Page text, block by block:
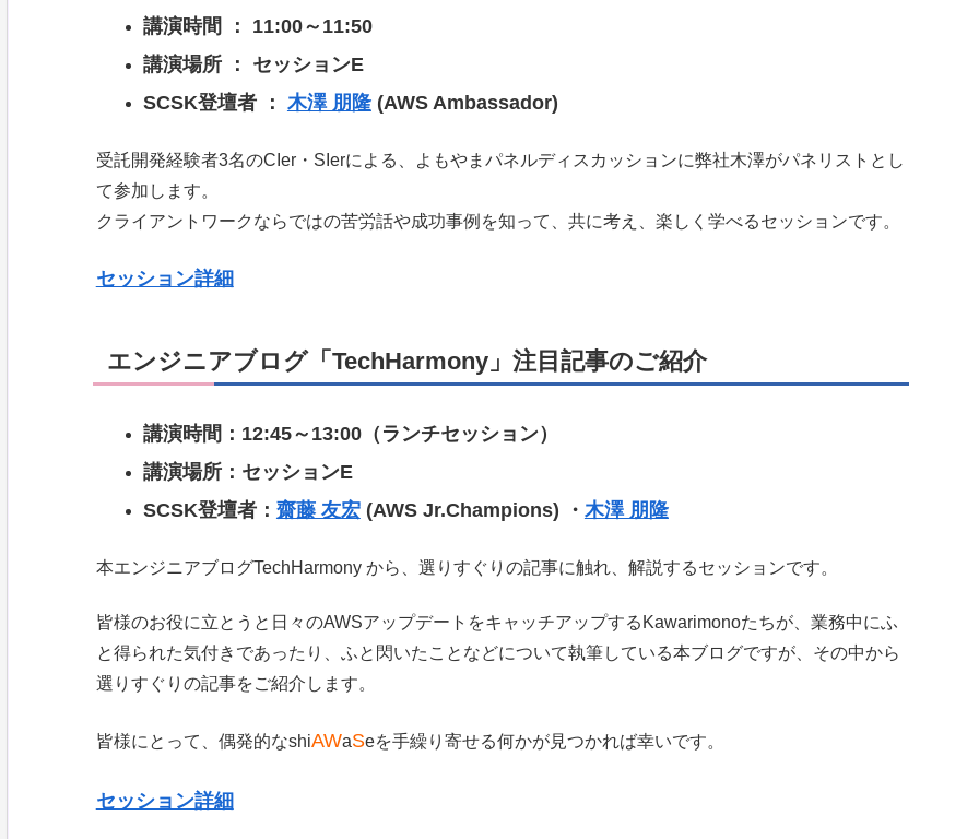
講演時間 ： 11:00～11:50
講演場所 ： セッションE
SCSK登壇者 ： 木澤 朋隆(AWS Ambassador)
受託開発経験者3名のCIer・SIerによる、よもやまパネルディスカッションに弊社木澤がパネリストとし
て参加します。
クライアントワークならではの苦労話や成功事例を知って、共に考え、楽しく学べるセッションです。
セッション詳細
エンジニアブログ「TechHarmony」注目記事のご紹介
講演時間：12:45～13:00（ランチセッション）
講演場所：セッションE
SCSK登壇者： 齋藤 友宏(AWS Jr.Champions) ・ 木澤 朋隆
本エンジニアブログTechHarmony から、選りすぐりの記事に触れ、解説するセッションです。
皆様のお役に立とうと日々のAWSアップデートをキャッチアップするKawarimonoたちが、業務中にふ
と得られた気付きであったり、ふと閃いたことなどについて執筆している本ブログですが、その中から
選りすぐりの記事をご紹介します。
皆様にとって、偶発的なshiAWaSeを手繰り寄せる何かが見つかれば幸いです。
セッション詳細